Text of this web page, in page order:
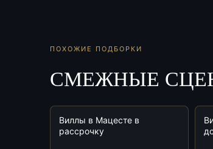
ПОХОЖИЕ ПОДБОРКИ
СМЕЖНЫЕ
Виллы в Мацесте в
рассрочку